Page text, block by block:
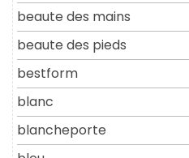
beaute des mains
beaute des pieds
bestform
blanc
blancheporte